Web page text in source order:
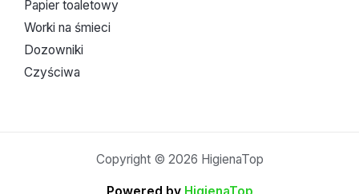
Papier toaletowy
Worki na śmieci
Dozowniki
Czyściwa
Copyright © 2026 HigienaTop